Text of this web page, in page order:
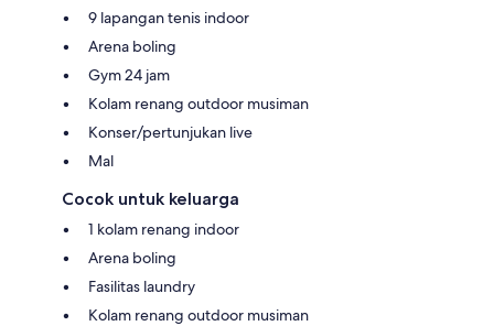
9 lapangan tenis indoor
Arena boling
Gym 24 jam
Kolam renang outdoor musiman
Konser/pertunjukan live
Mal
Cocok untuk keluarga
1 kolam renang indoor
Arena boling
Fasilitas laundry
Kolam renang outdoor musiman